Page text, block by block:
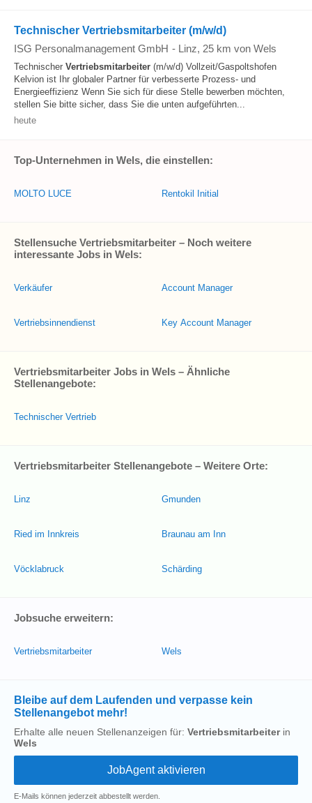
Technischer Vertriebsmitarbeiter (m/w/d)
ISG Personalmanagement GmbH - Linz, 25 km von Wels
Technischer Vertriebsmitarbeiter (m/w/d) Vollzeit/Gaspoltshofen
Kelvion ist Ihr globaler Partner für verbesserte Prozess- und
Energieeffizienz Wenn Sie sich für diese Stelle bewerben möchten,
stellen Sie bitte sicher, dass Sie die unten aufgeführten...
heute
Top-Unternehmen in Wels, die einstellen:
MOLTO LUCE Rentokil Initial
Stellensuche Vertriebsmitarbeiter – Noch weitere
interessante Jobs in Wels:
Verkäufer
Vertriebsinnendienst
Account Manager
Key Account Manager
Vertriebsmitarbeiter Jobs in Wels – Ähnliche
Stellenangebote:
Technischer Vertrieb
Vertriebsmitarbeiter Stellenangebote – Weitere Orte:
Linz
Ried im Innkreis
Vöcklabruck
Gmunden
Braunau am Inn
Schärding
Jobsuche erweitern:
Vertriebsmitarbeiter Wels
Bleibe auf dem Laufenden und verpasse kein
Stellenangebot mehr!
Erhalte alle neuen Stellenanzeigen für: Vertriebsmitarbeiterin
Wels
E-Mails können jederzeit abbestellt werden.